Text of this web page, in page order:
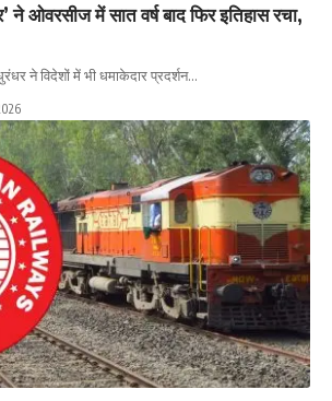
ने ओवरसीज में सात वर्ष बाद फिर इतिहास रचा,
ने विदेशों में भी धमाकेदार प्रदर्शन…